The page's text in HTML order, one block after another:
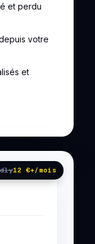
et perdu
votre
et
12 €+/mois